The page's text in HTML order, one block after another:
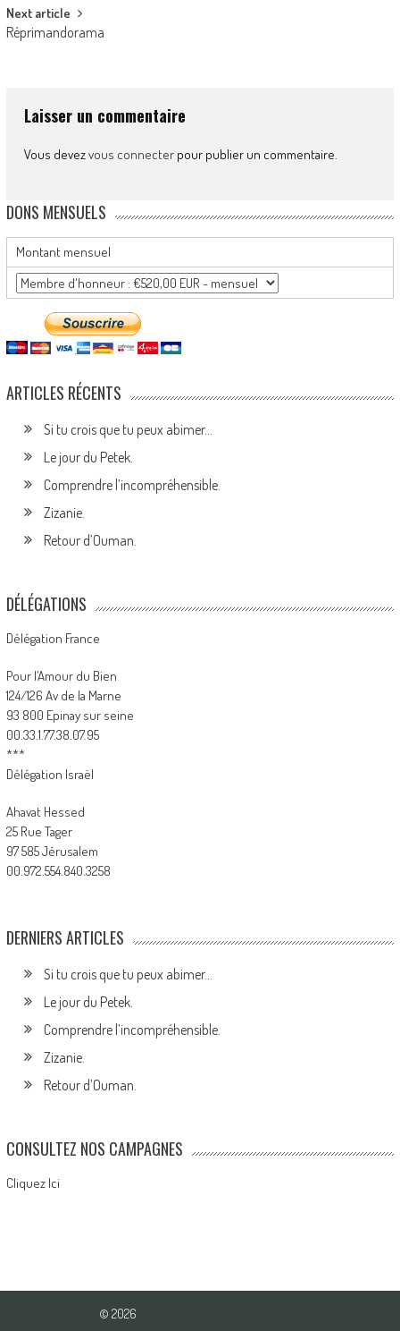
Next article
Réprimandorama
Laisser un commentaire
Vous devezvous connecterpour publier un commentaire.
DONS MENSUELS
Montant mensuel
ARTICLES RÉCENTS
Si tu crois que tu peux abimer…
Le jour du Petek.
Comprendre l’incompréhensible.
Zizanie.
Retour d’Ouman.
DÉLÉGATIONS
Délégation France
Pour l’Amour du Bien
124/126 Av de la Marne
93 800 Epinay sur seine
00.33.1.77.38.07.95
***
Délégation Israël
Ahavat Hessed
25 Rue Tager
97 585 Jérusalem
00.972.554.840.3258
DERNIERS ARTICLES
Si tu crois que tu peux abimer…
Le jour du Petek.
Comprendre l’incompréhensible.
Zizanie.
Retour d’Ouman.
CONSULTEZ NOS CAMPAGNES
Cliquez Ici
© 2026